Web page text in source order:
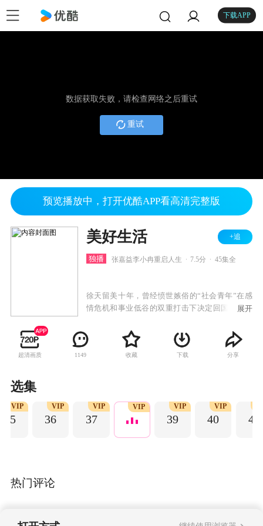
下载APP
数据获取失败，请检查网络之后重试
重试
预览播放中，打开优酷APP看高清完整版
美好生活 +追
独播 张嘉益李小冉重启人生 7.5分 45集全
徐天留美十年，曾经愤世嫉俗的“社会青年”在感
情危机和事业低谷的双重打击下决定回国，不巧
心脏保命。手术之后一直住在母亲刀美岚的婚姻
介绍所，碰上了前来相亲的梁晓慧，两人从素不
相识到了后来成为了精神伴侣，梁晓慧一度认为
晓慧的助手贾小朵莫名的喜欢上了这个中年大叔
徐天，感情的萌芽在这几个毫不相干的人物间蔓
展开
超清画质 1149 收藏 下载 分享
选集
35
VIP
36
VIP
37
VIP VIP
39
VIP
40
VIP
41
热门评论